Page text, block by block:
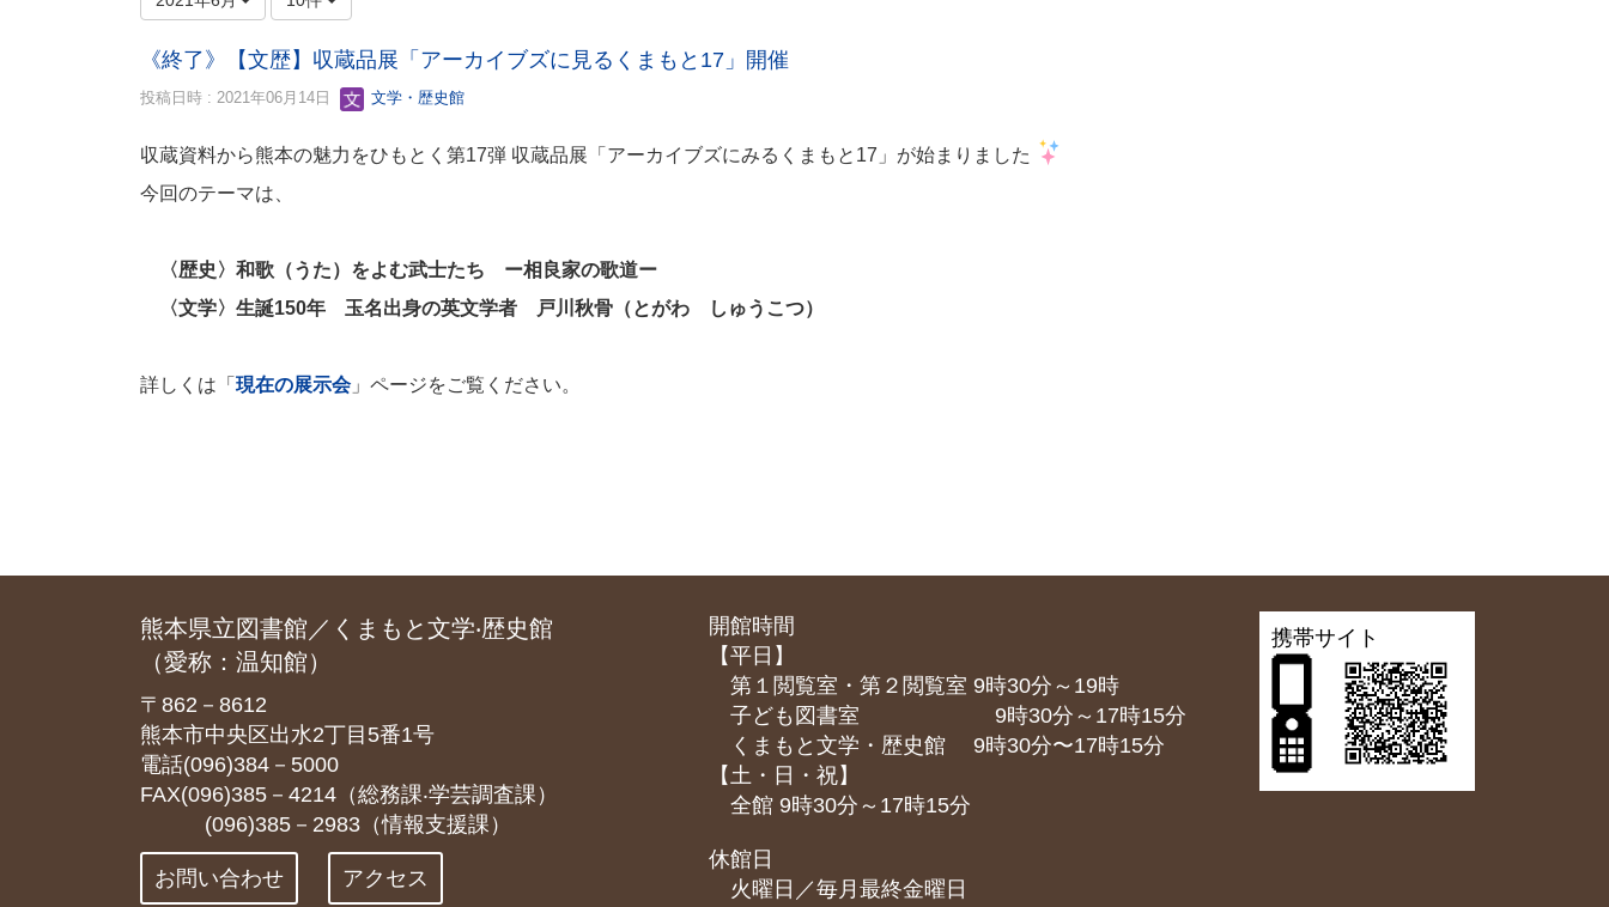
《終了》【文歴】収蔵品展「アーカイブズに見るくまもと17」開催
投稿日時 : 2021年06月14日 文学・歴史館
収蔵資料から熊本の魅力をひもとく第17弾 収蔵品展「アーカイブズにみるくまもと17」が始まりました
今回のテーマは、
〈歴史〉和歌（うた）をよむ武士たち ー相良家の歌道ー
〈文学〉生誕150年 玉名出身の英文学者 戸川秋骨（とがわ しゅうこつ）
詳しくは「 現在の展示会」ページをご覧ください。
熊本県立図書館／くまもと文学‧歴史館
（愛称：温知館）
〒862－8612
熊本市中央区出水2丁目5番1号
電話(096)384－5000
FAX(096)385－4214（総務課‧学芸調査課）
(096)385－2983（情報支援課）
お問い合わせ アクセス
開館時間
【平日】
第１閲覧室・第２閲覧室 9時30分～19時
子ども図書室 9時30分～17時15分
くまもと⽂学・歴史館 9時30分〜17時15分
【土・日・祝】
全館 9時30分～17時15分
休館日
火曜日／毎月最終金曜日
携帯サイト